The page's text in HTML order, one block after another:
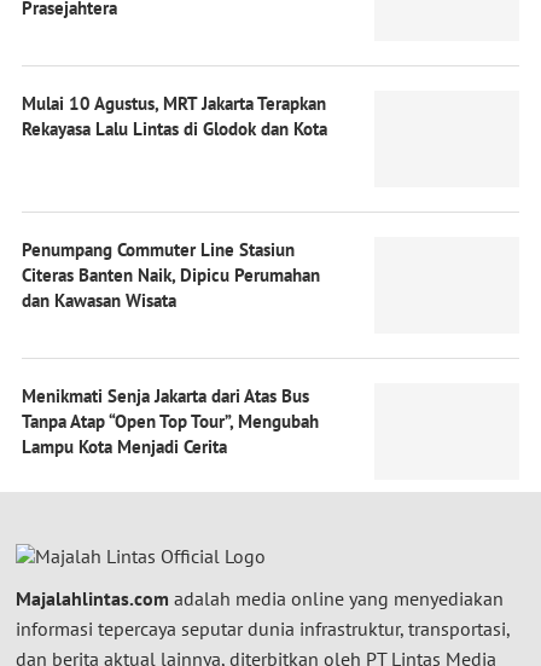
Prasejahtera
Mulai 10 Agustus, MRT Jakarta Terapkan
Rekayasa Lalu Lintas di Glodok dan Kota
Penumpang Commuter Line Stasiun
Citeras Banten Naik, Dipicu Perumahan
dan Kawasan Wisata
Menikmati Senja Jakarta dari Atas Bus
Tanpa Atap “Open Top Tour”, Mengubah
Lampu Kota Menjadi Cerita
Majalahlintas.com adalah media online yang menyediakan
informasi tepercaya seputar dunia infrastruktur, transportasi,
dan berita aktual lainnya, diterbitkan oleh PT Lintas Media